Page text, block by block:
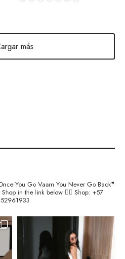
más
You Go Vaam You Never Go Back❞
Shop in the link below 👇🏽 Shop: +57